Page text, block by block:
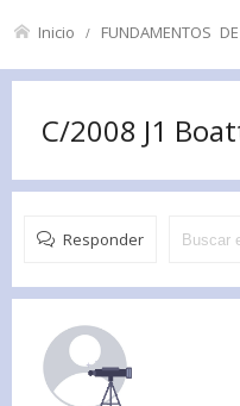
Inicio FUNDAMENTOS
C/2008 J1
Responder